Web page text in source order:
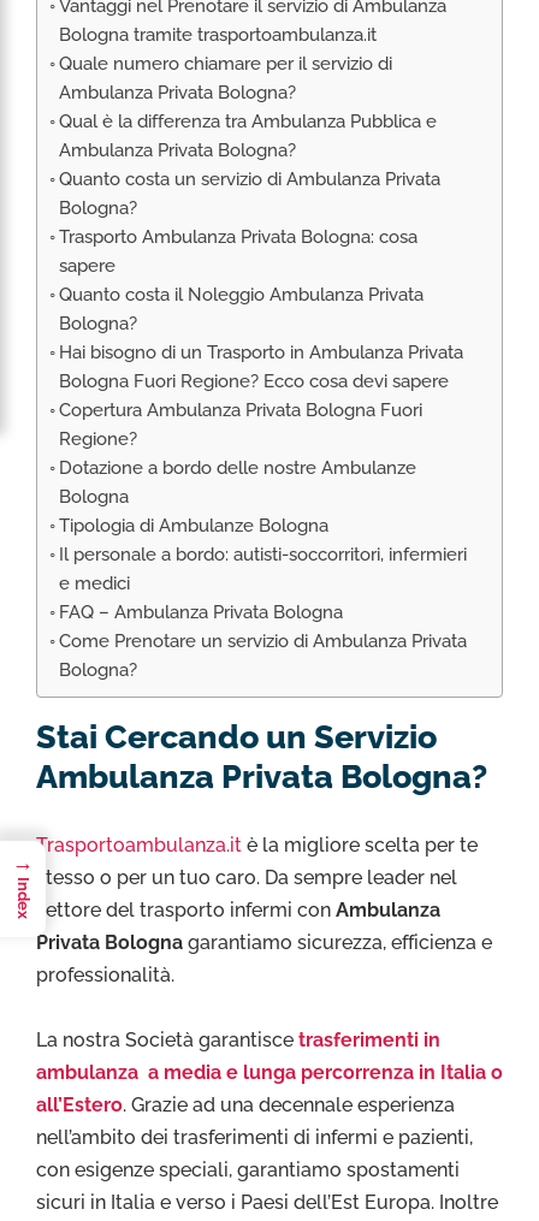
RIMPATRIO SANITARIO ITALIA
AMBULANZA SET CINEMATOGRAFICI
VOLO SANITARIO
TRASPORTO SANITARIO: VOLI DI LINEA,
ELIAMBULANZA ED AMBULANZA
TRASPORTO ECMO O CIRCOLAZIONE
EXTRACORPOREA
TRASPORTO PER NEONATI E PEDIATRICO
Vantaggi nel Prenotare il servizio di Ambulanza
Bologna tramite trasportoambulanza.it
Quale numero chiamare per il servizio di
Ambulanza Privata Bologna?
Qual è la differenza tra Ambulanza Pubblica e
Ambulanza Privata Bologna?
Quanto costa un servizio di Ambulanza Privata
Bologna?
Trasporto Ambulanza Privata Bologna: cosa
sapere
Quanto costa il Noleggio Ambulanza Privata
Bologna?
Hai bisogno di un Trasporto in Ambulanza Privata
Bologna Fuori Regione? Ecco cosa devi sapere
Copertura Ambulanza Privata Bologna Fuori
Regione?
Dotazione a bordo delle nostre Ambulanze
Bologna
Tipologia di Ambulanze Bologna
Il personale a bordo: autisti-soccorritori, infermieri
e medici
FAQ – Ambulanza Privata Bologna
Come Prenotare un servizio di Ambulanza Privata
Bologna?
Stai Cercando un Servizio
Ambulanza Privata Bologna?
Trasportoambulanza.it è la migliore scelta per te
stesso o per un tuo caro. Da sempre leader nel
settore del trasporto infermi con Ambulanza
Privata Bologna garantiamo sicurezza, efficienza e
professionalità.
La nostra Società garantisce trasferimenti in
ambulanza a media e lunga percorrenza in Italia o
all’Estero. Grazie ad una decennale esperienza
nell’ambito dei trasferimenti di infermi e pazienti,
con esigenze speciali, garantiamo spostamenti
sicuri in Italia e verso i Paesi dell’Est Europa. Inoltre
→
Index